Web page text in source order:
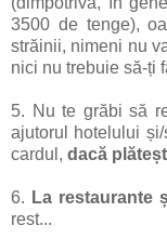
3500 de tenge),
străinii, nimeni nu
nici nu trebuie să-ți
5. Nu te grăbi să
ajutorul hotelului
cardul, dacă
6. La restaurante
rest...